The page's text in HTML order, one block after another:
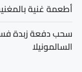
أطعمة غنية
السالمونيلا